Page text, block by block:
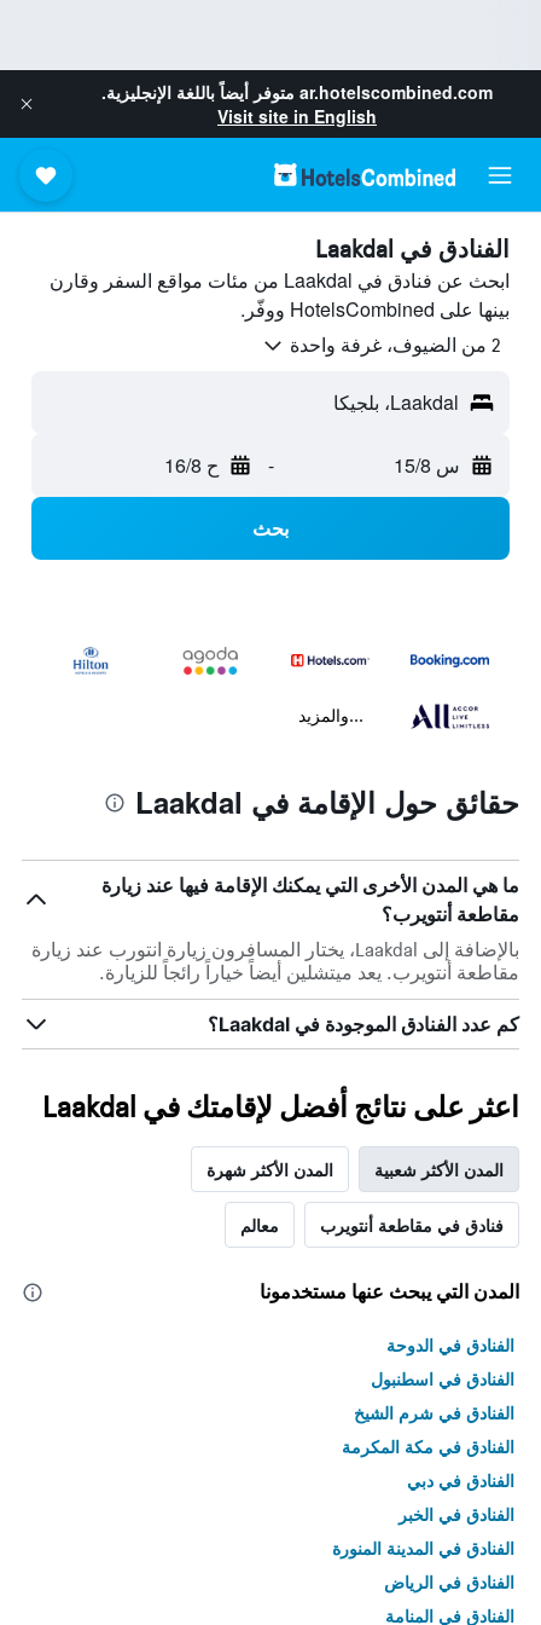
ar.hotelscombined.com متوفر أيضاً باللغة الإنجليزية.
Visit site in English
الفنادق في Laakdal
ابحث عن فنادق في Laakdal من مئات مواقع السفر وقارن
بينها على HotelsCombined ووفّر.
2 من الضيوف، غرفة واحدة
Laakdal، بلجيكا
س 15/8 - ح 16/8
بحث
...والمزيد
حقائق حول الإقامة في Laakdal
ما هي المدن الأخرى التي يمكنك الإقامة فيها عند زيارة
مقاطعة أنتويرب؟
بالإضافة إلى Laakdal، يختار المسافرون زيارة انتورب عند زيارة
مقاطعة أنتويرب. يعد ميتشلين أيضاً خياراً رائجاً للزيارة.
كم عدد الفنادق الموجودة في Laakdal؟
اعثر على نتائج أفضل لإقامتك في Laakdal
المدن الأكثر شعبية المدن الأكثر شهرة
فنادق في مقاطعة أنتويرب معالم
المدن التي يبحث عنها مستخدمونا
الفنادق في الدوحة
الفنادق في اسطنبول
الفنادق في شرم الشيخ
الفنادق في مكة المكرمة
الفنادق في دبي
الفنادق في الخبر
الفنادق في المدينة المنورة
الفنادق في الرياض
الفنادق في المنامة